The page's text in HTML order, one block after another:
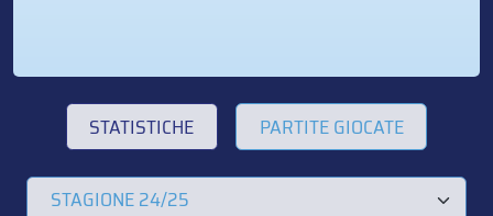
STATISTICHE PARTITE GIOCATE